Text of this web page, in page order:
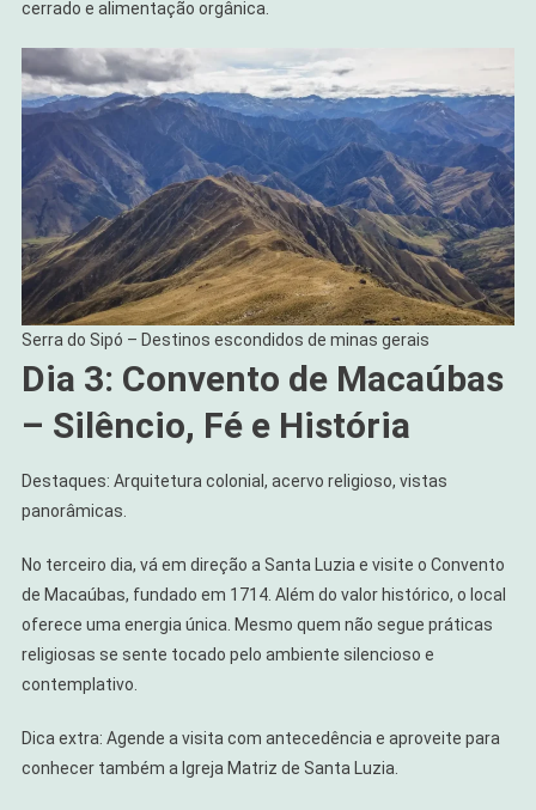
cerrado e alimentação orgânica.
Serra do Sipó – Destinos escondidos de minas gerais
Dia 3: Convento de Macaúbas
– Silêncio, Fé e História
Destaques: Arquitetura colonial, acervo religioso, vistas
panorâmicas.
No terceiro dia, vá em direção a Santa Luzia e visite o Convento
de Macaúbas, fundado em 1714. Além do valor histórico, o local
oferece uma energia única. Mesmo quem não segue práticas
religiosas se sente tocado pelo ambiente silencioso e
contemplativo.
Dica extra: Agende a visita com antecedência e aproveite para
conhecer também a Igreja Matriz de Santa Luzia.